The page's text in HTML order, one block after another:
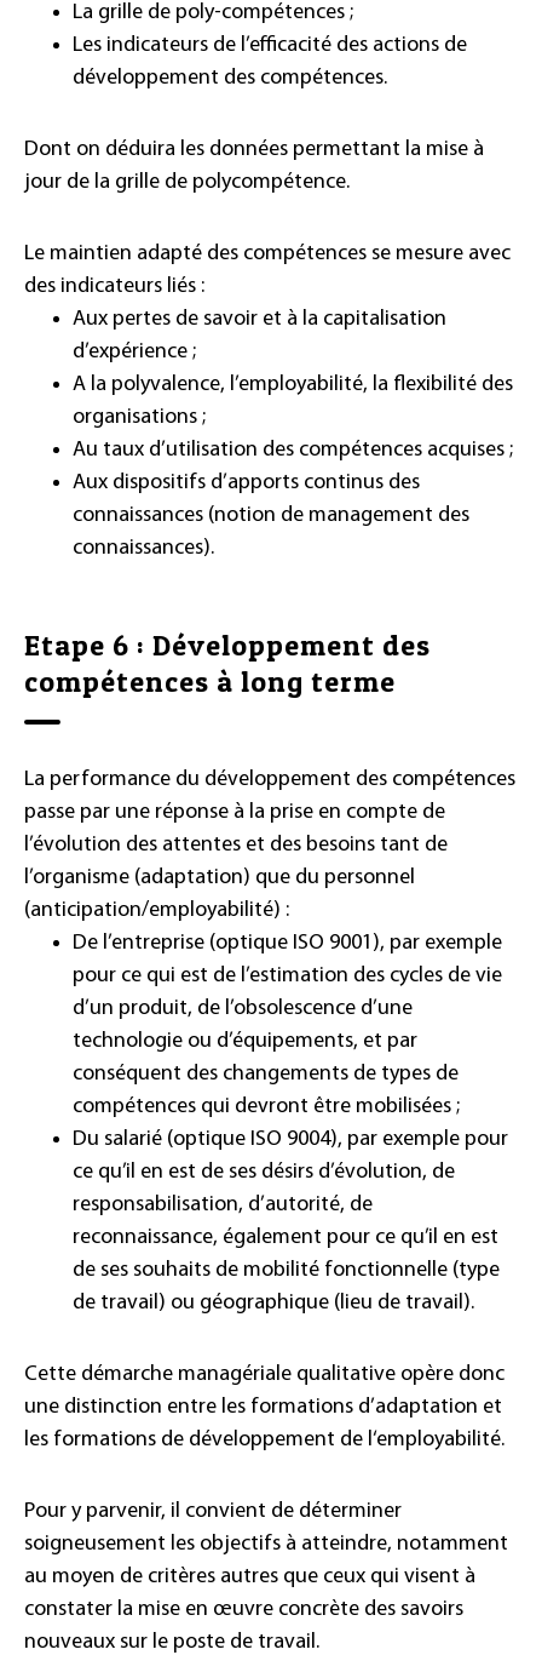
La grille de poly-compétences ;
Les indicateurs de l’efficacité des actions de
développement des compétences.
Dont on déduira les données permettant la mise à
jour de la grille de polycompétence.
Le maintien adapté des compétences se mesure avec
des indicateurs liés :
Aux pertes de savoir et à la capitalisation
d’expérience ;
A la polyvalence, l’employabilité, la flexibilité des
organisations ;
Au taux d’utilisation des compétences acquises ;
Aux dispositifs d’apports continus des
connaissances (notion de management des
connaissances).
Etape 6 : Développement des
compétences à long terme
La performance du développement des compétences
passe par une réponse à la prise en compte de
l’évolution des attentes et des besoins tant de
l’organisme (adaptation) que du personnel
(anticipation/employabilité) :
De l’entreprise (optique ISO 9001 ), par exemple
pour ce qui est de l’estimation des cycles de vie
d’un produit, de l’obsolescence d’une
technologie ou d’équipements, et par
conséquent des changements de types de
compétences qui devront être mobilisées ;
Du salarié (optique ISO 9004), par exemple pour
ce qu’il en est de ses désirs d’évolution, de
responsabilisation, d’autorité, de
reconnaissance, également pour ce qu’il en est
de ses souhaits de mobilité fonctionnelle (type
de travail) ou géographique (lieu de travail).
Cette démarche managériale qualitative opère donc
une distinction entre les formations d’adaptation et
les formations de développement de l‘employabilité.
Pour y parvenir, il convient de déterminer
soigneusement les objectifs à atteindre, notamment
au moyen de critères autres que ceux qui visent à
constater la mise en œuvre concrète des savoirs
nouveaux sur le poste de travail.